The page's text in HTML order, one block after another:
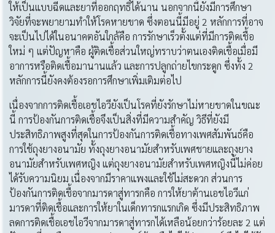
ให้เป็นแบบฉีดและยาที่ออกฤทธิ์ได้นาน นอกจากนี้ยังมีการศึกษา
วิจัยที่จะพยายามทำให้โรคหายขาด ซึ่งตอนนี้มีอยู่ 2 หลักการที่อาจ
จะเป็นไปได้ในอนาคตอันใกล้คือ การรักษาเร็วตั้งแต่ที่มีการติดเชื้อ
ใหม่ ๆ แต่ปัญหาคือ ผู้ติดเชื้อส่วนใหญ่ทราบว่าตนเองติดเชื้อเมื่อมี
อาการหรือติดเชื้อมานานแล้ว และการปลูกถ่ายไขกระดูก ซึ่งทั้ง 2
หลักการนี้ยังคงต้องรอการศึกษาเพิ่มเติมต่อไป
เนื่องจากการติดเชื้อเอชไอวียังเป็นโรคที่ยังรักษาไม่หายขาดในขณะ
นี้ การป้องกันการติดเชื้อจึงเป็นสิ่งที่มีความสำคัญ วิธีที่ยังมี
ประสิทธิภาพสูงที่สุดในการป้องกันการติดเชื้อทางเพศสัมพันธ์คือ
การใช้ถุงยางอนามัย ทั้งถุงยางอนามัยสำหรับเพศชายและถุงยาง
อนามัยสำหรับเพศหญิง แต่ถุงยางอนามัยสำหรับเพศหญิงนี้ไม่ค่อย
ได้รับความนิยม เนื่องจากมีราคาแพงและใช้ไม่สะดวก ส่วนการ
ป้องกันการติดเชื้อจากมารดาสู่ทารกคือ การให้ยาต้านเอชไอวีแก่
มารดาที่ติดเชื้อและการให้ยาในเด็กทารกแรกเกิด ซึ่งมีประสิทธิภาพ
ลดการติดเชื้อเอชไอวีจากมารดาสู่ทารกได้เหลือน้อยกว่าร้อยละ 2 แต่